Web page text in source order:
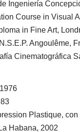
Ingeniería
Course in Visual
in Fine Art,
Angoulême,
Cinematográfica
Plastique,
Habana, 2002